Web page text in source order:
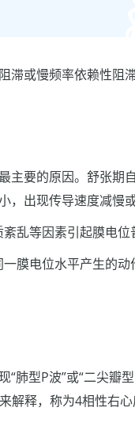
或慢频率依赖性阻滞
主要的原因。舒张期
出现传导速度减慢或
乱等因素引起膜电位
膜电位水平产生的动
肺型P波”或“二尖瓣
解释，称为4相性右